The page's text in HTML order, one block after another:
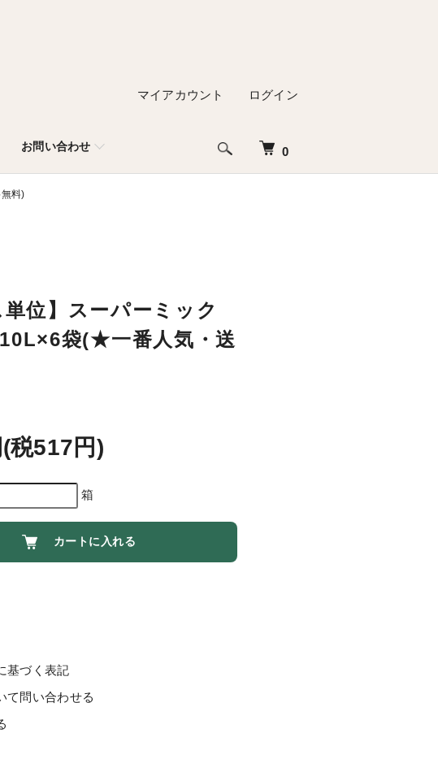
0
お問い合わせ
マイアカウント ログイン
料)
単位】スーパーミック
袋(★一番人気・送
税517円)
箱
カートに入れる
基づく表記
て問い合わせる